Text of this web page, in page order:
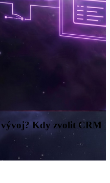
Kdy zvolit CRM